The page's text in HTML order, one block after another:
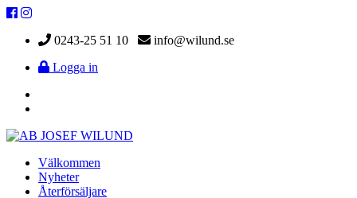
0243-25 51 10
info@wilund.se
Logga in
Välkommen
Nyheter
Återförsäljare